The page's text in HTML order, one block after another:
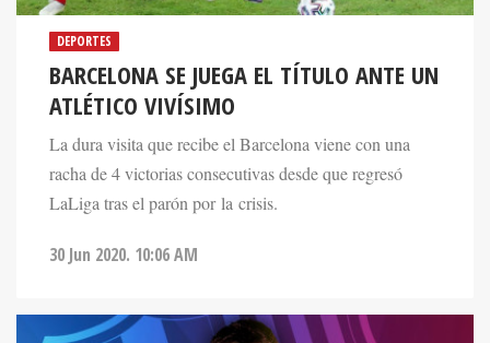
DEPORTES
BARCELONA SE JUEGA EL TÍTULO ANTE UN
ATLÉTICO VIVÍSIMO
La dura visita que recibe el Barcelona viene con una
racha de 4 victorias consecutivas desde que regresó
LaLiga tras el parón por la crisis.
30 Jun 2020. 10:06 AM